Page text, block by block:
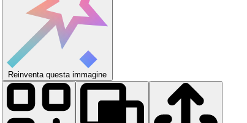
Reinventa questa immagine